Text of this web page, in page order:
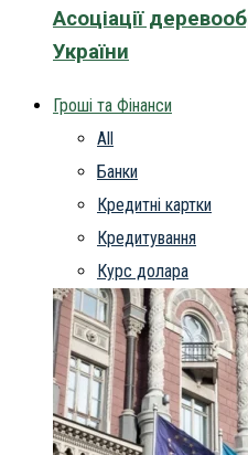
Асоціації
України
Гроші та Фінанси
All
Банки
Кредитні картки
Кредитування
Курс долара